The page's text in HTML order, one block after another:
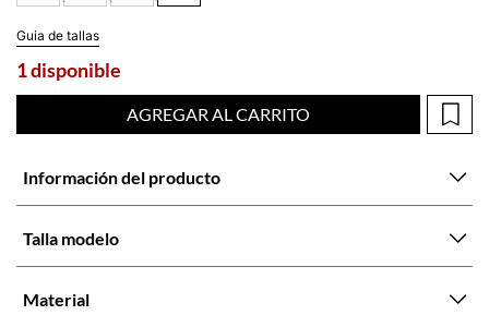
Guia de tallas
1 disponible
AGREGAR AL CARRITO
Información del producto
Talla modelo
Material